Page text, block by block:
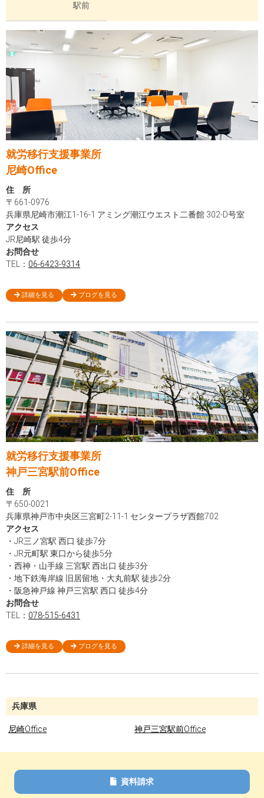
駅前
就労移行支援事業所
尼崎Office
住 所
〒661-0976
兵庫県尼崎市潮江1-16-1 アミング潮江ウエスト二番館 302-D号室
アクセス
JR尼崎駅 徒歩4分
お問合せ
TEL： 06-6423-9314
詳細を見る ブログを見る
就労移行支援事業所
神戸三宮駅前Office
住 所
〒650-0021
兵庫県神戸市中央区三宮町2-11-1 センタープラザ西館702
アクセス
・JR三ノ宮駅 西口 徒歩7分
・JR元町駅 東口から徒歩5分
・西神・山手線 三宮駅 西出口 徒歩3分
・地下鉄海岸線 旧居留地・大丸前駅 徒歩2分
・阪急神戸線 神戸三宮駅 西口 徒歩4分
お問合せ
TEL： 078-515-6431
詳細を見る ブログを見る
兵庫県
尼崎Office 神戸三宮駅前Office
資料請求